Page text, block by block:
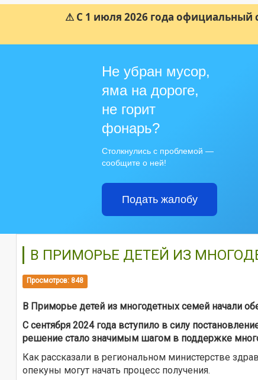
⚠ С 1 июля 2026 года официальный
Не убран мусор,
яма на дороге,
не горит
фонарь?
Столкнулись с проблемой —
сообщите о ней!
Подать жалобу
В ПРИМОРЬЕ ДЕТЕЙ ИЗ
Просмотров: 848
В Приморье детей из многодетных семей начали
С сентября 2024 года вступило в силу
решение стало значимым шагом в поддержке
Как рассказали в региональном министерстве
опекуны могут начать процесс получения.